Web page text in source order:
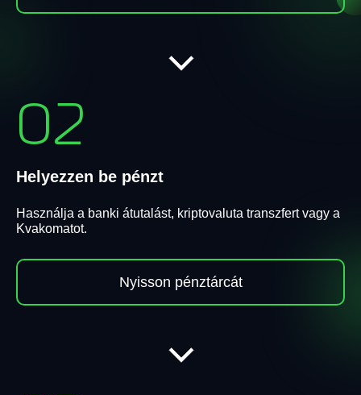
02
Helyezzen be pénzt
Használja a banki átutalást, kriptovaluta transzfert vagy a
Kvakomatot.
Nyisson pénztárcát